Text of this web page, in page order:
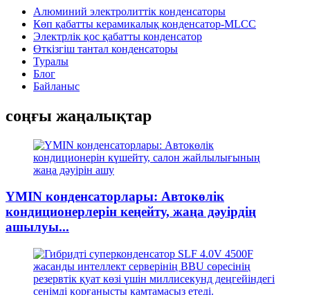
Алюминий электролиттік конденсаторы
Көп қабатты керамикалық конденсатор-MLCC
Электрлік қос қабатты конденсатор
Өткізгіш тантал конденсаторы
Туралы
Блог
Байланыс
соңғы жаңалықтар
YMIN конденсаторлары: Автокөлік
кондиционерлерін кеңейту, жаңа дәуірдің
ашылуы...